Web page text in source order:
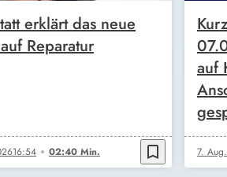
erklärt das neue
Reparatur
16:54 02:40 Min. bookmark_border
auf
7.